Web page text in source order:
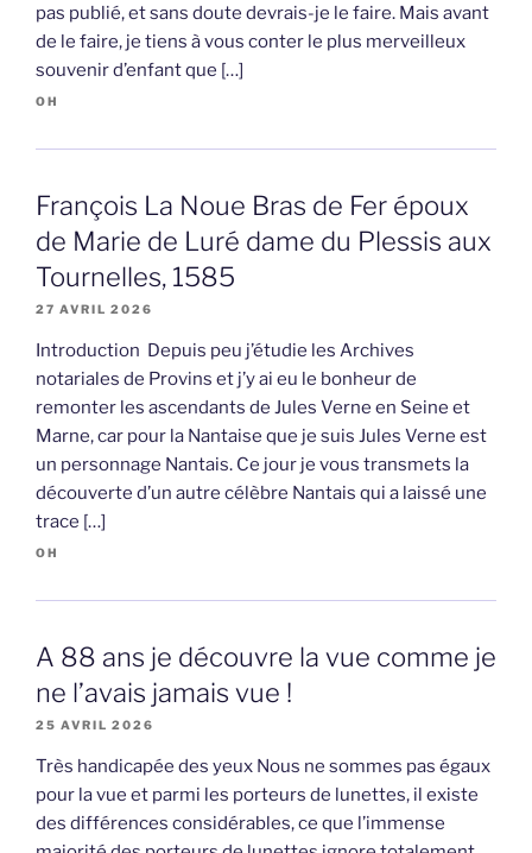
pas publié, et sans doute devrais-je le faire. Mais avant
de le faire, je tiens à vous conter le plus merveilleux
souvenir d’enfant que […]
OH
François La Noue Bras de Fer époux
de Marie de Luré dame du Plessis aux
Tournelles, 1585
27 AVRIL 2026
Introduction Depuis peu j’étudie les Archives
notariales de Provins et j’y ai eu le bonheur de
remonter les ascendants de Jules Verne en Seine et
Marne, car pour la Nantaise que je suis Jules Verne est
un personnage Nantais. Ce jour je vous transmets la
découverte d’un autre célèbre Nantais qui a laissé une
trace […]
OH
A 88 ans je découvre la vue comme je
ne l’avais jamais vue !
25 AVRIL 2026
Très handicapée des yeux Nous ne sommes pas égaux
pour la vue et parmi les porteurs de lunettes, il existe
des différences considérables, ce que l’immense